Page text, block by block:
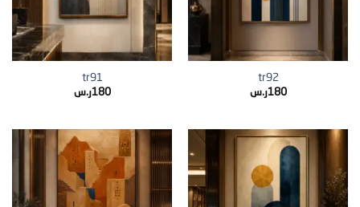
tr92
180ر.س
tr91
180ر.س